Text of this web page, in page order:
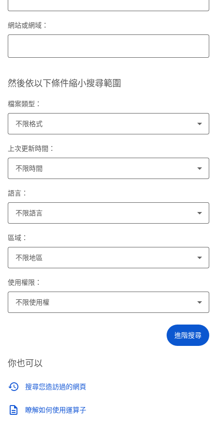
網站或網域：
然後依以下條件縮小搜尋範圍
檔案類型：
不限格式
上次更新時間：
不限時間
語言：
不限語言
區域：
不限地區
使用權限：
不限使用權
進階搜尋
你也可以
搜尋您造訪過的網頁
瞭解如何使用運算子